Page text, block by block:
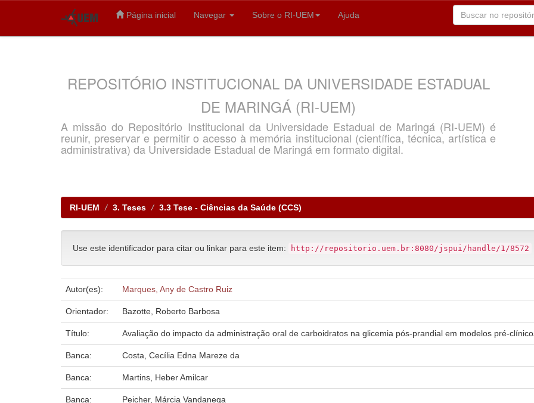
Página inicial Navegar Sobre o RI-UEM Ajuda
REPOSITÓRIO INSTITUCIONAL DA UNIVERSIDADE ESTADUAL
DE MARINGÁ (RI-UEM)
A missão do Repositório Institucional da Universidade Estadual de Maringá (RI-UEM) é
reunir, preservar e permitir o acesso à memória institucional (científica, técnica, artística e
administrativa) da Universidade Estadual de Maringá em formato digital.
RI-UEM 3. Teses 3.3 Tese - Ciências da Saúde (CCS)
Use este identificador para citar ou linkar para este item: http://repositorio.uem.br:8080/jspui/handle/1/8572
Autor(es): Marques, Any de Castro Ruiz
Orientador: Bazotte, Roberto Barbosa
Título: Avaliação do impacto da administração oral de carboidratos na glicemia pós-prandial em modelos pré-
Banca: Costa, Cecília Edna Mareze da
Banca: Martins, Heber Amilcar
Banca: Peicher, Márcia Vandanega